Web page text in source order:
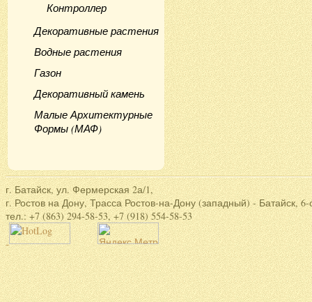
Контроллер
Декоративные растения
Водные растения
Газон
Декоративный камень
Малые Архитектурные
Формы (МАФ)
г. Батайск, ул. Фермерская 2а/1,
г. Ростов на Дону, Трасса Ростов-на-Дону (западный) - Батайск,
тел.: +7 (863) 294-58-53, +7 (918) 554-58-53